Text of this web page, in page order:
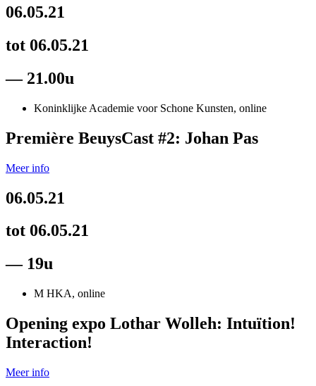
06.05.21
tot 06.05.21
— 21.00u
Koninklijke Academie voor Schone Kunsten, online
Première BeuysCast #2: Johan Pas
Meer info
06.05.21
tot 06.05.21
— 19u
M HKA, online
Opening expo Lothar Wolleh: Intuïtion!
Interaction!
Meer info